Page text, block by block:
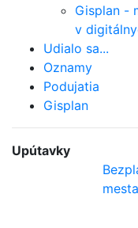
Gisplan -
v
Udialo sa...
Oznamy
Podujatia
Gisplan
Upútavky
mesta